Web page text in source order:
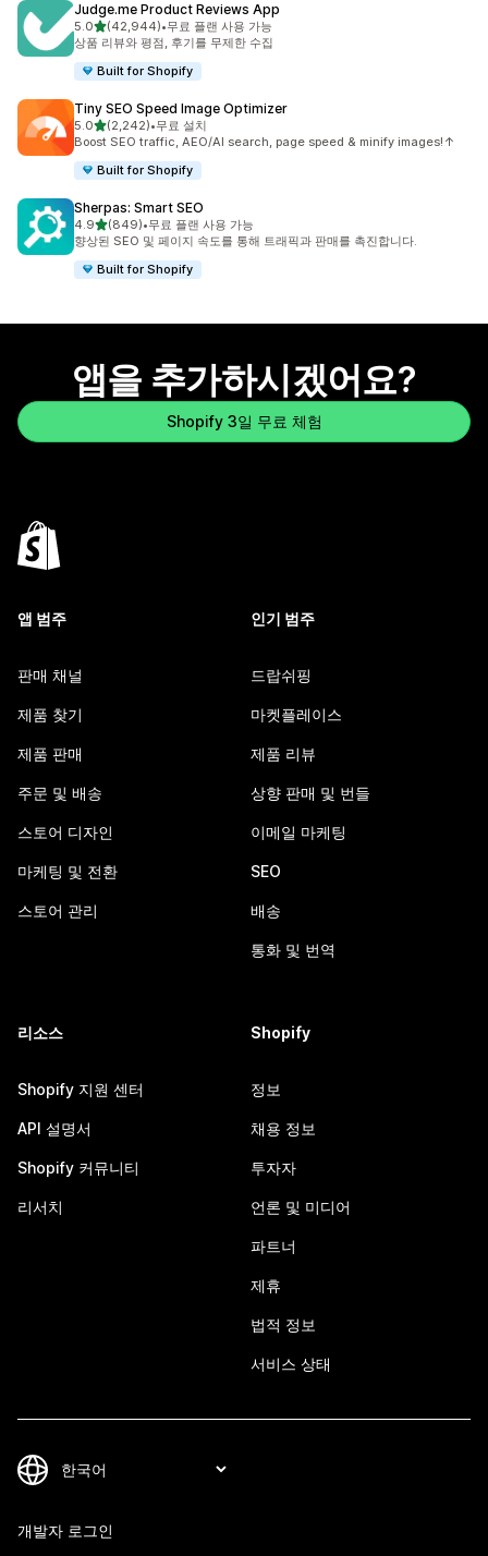
Judge.me Product Reviews App
5.0별 5개 중
(42,944)
총 리뷰 42944개
•무료 플랜 사용 가능
상품 리뷰와 평점, 후기를 무제한 수집
Built for Shopify
Tiny SEO Speed Image Optimizer
5.0별 5개 중
(2,242)
총 리뷰 2242개
•무료 설치
Boost SEO traffic, AEO/AI search, page speed & minify images!↑
Built for Shopify
Sherpas: Smart SEO
4.9별 5개 중
(849)
총 리뷰 849개
•무료 플랜 사용 가능
향상된 SEO 및 페이지 속도를 통해 트래픽과 판매를 촉진합니다.
Built for Shopify
앱을 추가하시겠어요?
Shopify 3일 무료 체험
앱 범주
판매 채널
제품 찾기
제품 판매
주문 및 배송
스토어 디자인
마케팅 및 전환
스토어 관리
인기 범주
드랍쉬핑
마켓플레이스
제품 리뷰
상향 판매 및 번들
이메일 마케팅
SEO
배송
통화 및 번역
리소스
Shopify 지원 센터
API 설명서
Shopify 커뮤니티
리서치
Shopify
정보
채용 정보
투자자
언론 및 미디어
파트너
제휴
법적 정보
서비스 상태
개발자 로그인